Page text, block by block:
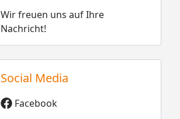
Wir freuen uns auf Ihre
Nachricht!
Social Media
Facebook